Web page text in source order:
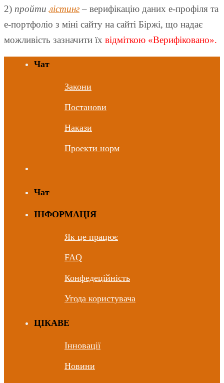
2) пройтилістинг – верифікацію даних е-профіля та
е-портфоліо з міні сайту на сайті Біржі, що надає
можливість зазначити їх відміткою «Верифіковано».
Чат
Закони
Постанови
Накази
Проекти норм
Чат
ІНФОРМАЦІЯ
Як це працює
FAQ
Конфедеційність
Угода користувача
ЦIКАВЕ
Інновації
Новини